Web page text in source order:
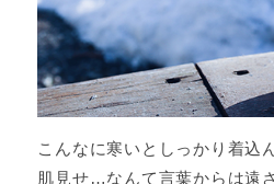
こんなに寒いとしっかり着込
肌見せ…なんて言葉からは遠